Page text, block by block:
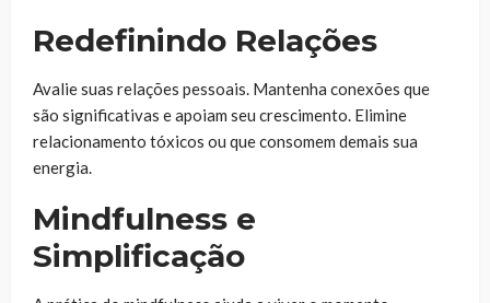
Redefinindo Relações
Avalie suas relações pessoais. Mantenha conexões que
são significativas e apoiam seu crescimento. Elimine
relacionamento tóxicos ou que consomem demais sua
energia.
Mindfulness e
Simplificação